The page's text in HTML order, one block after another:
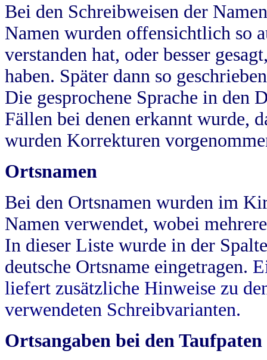
Bei den Schreibweisen der
Namen wurden offensichtlich so
verstanden hat, oder besser
haben. Später dann so
Die gesprochene Sprache in
Fällen bei denen erkannt wurde,
wurden Korrekturen
Ortsnamen
Bei den Ortsnamen wurden im
Namen verwendet, wobei
In dieser Liste wurde in der
deutsche Ortsname eingetragen.
liefert zusätzliche Hinweise zu
verwendeten Schreibvarianten.
Ortsangaben bei den Taufpaten